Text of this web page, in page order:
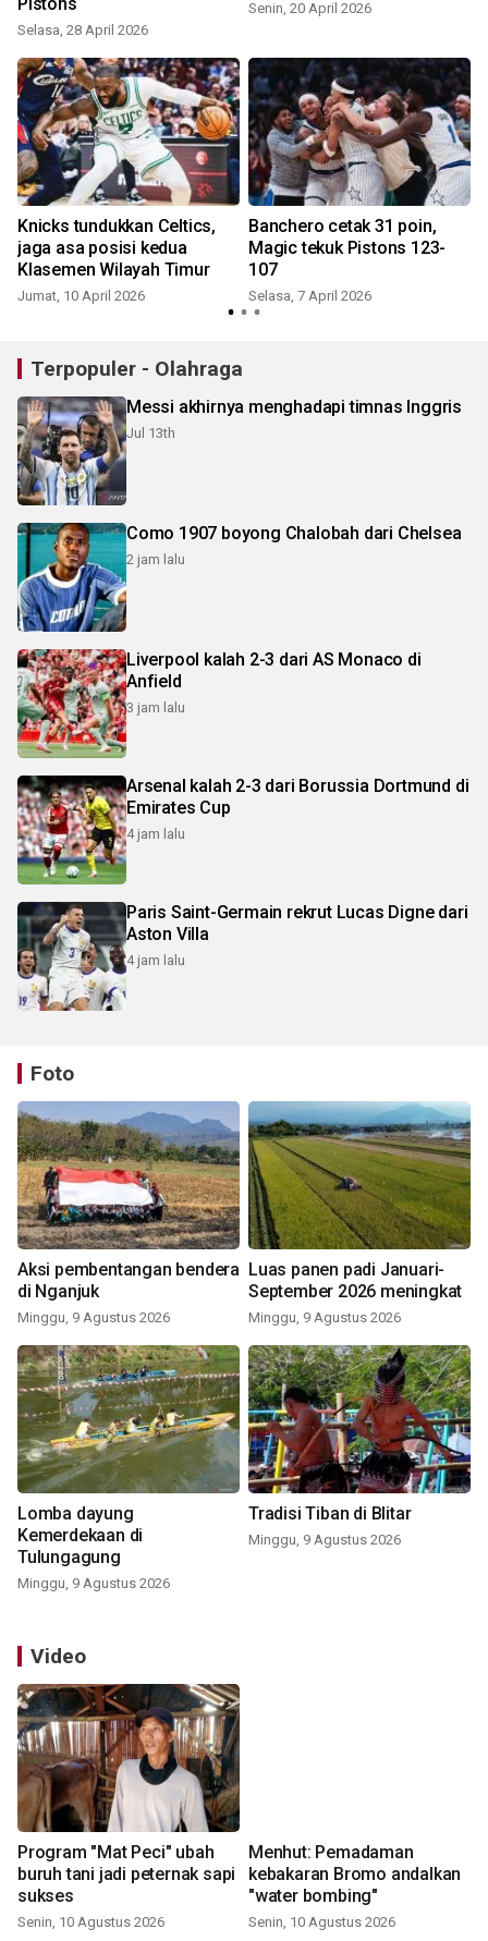
Selasa, 28 April 2026
Senin, 20 April 2026
Knicks tundukkan Celtics,
jaga asa posisi kedua
Klasemen Wilayah Timur
Jumat, 10 April 2026
Banchero cetak 31 poin,
Magic tekuk Pistons 123-
107
Selasa, 7 April 2026
Terpopuler - Olahraga
Messi akhirnya menghadapi timnas Inggris
Jul 13th
Como 1907 boyong Chalobah dari Chelsea
2 jam lalu
Liverpool kalah 2-3 dari AS Monaco di
Anfield
3 jam lalu
Arsenal kalah 2-3 dari Borussia Dortmund di
Emirates Cup
4 jam lalu
Paris Saint-Germain rekrut Lucas Digne dari
Aston Villa
4 jam lalu
Foto
Aksi pembentangan bendera
di Nganjuk
Minggu, 9 Agustus 2026
Luas panen padi Januari-
September 2026 meningkat
Minggu, 9 Agustus 2026
Lomba dayung
Kemerdekaan di
Tulungagung
Minggu, 9 Agustus 2026
Tradisi Tiban di Blitar
Minggu, 9 Agustus 2026
Video
Program "Mat Peci" ubah
buruh tani jadi peternak sapi
sukses
Senin, 10 Agustus 2026
Menhut: Pemadaman
kebakaran Bromo andalkan
"water bombing"
Senin, 10 Agustus 2026